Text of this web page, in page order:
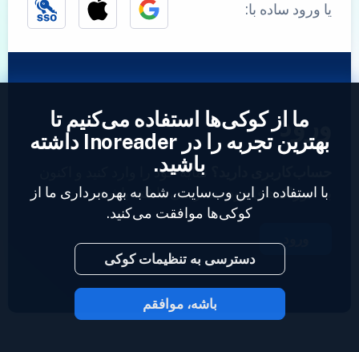
یا ورود ساده با:
ورود
نمایه خود را وارد کنید و اکنون
به خوراک‌های خود دسترسی داشته باشید.
2023 © Inoreader
ما از کوکی‌ها استفاده می‌کنیم تا
بهترین تجربه را در Inoreader داشته
باشید.
با استفاده از این وب‌سایت، شما به بهره‌برداری ما از
کوکی‌ها موافقت می‌کنید.
دسترسی به تنظیمات کوکی
باشه، موافقم